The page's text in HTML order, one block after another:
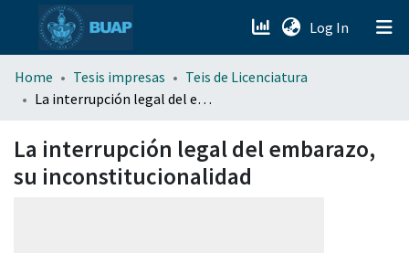
Log In (current)
menu.section.about_menu
Home Tesis impresas
Teis de Licenciatura
La interrupción legal del embarazo, su inconstitucionalidad
La interrupción legal del embarazo,
su inconstitucionalidad